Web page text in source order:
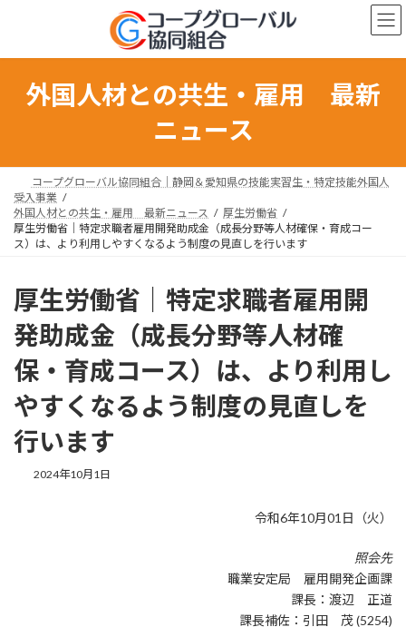
ン
プ
ー
動
外国人材との共生・雇用 最新
ニュース
コープグローバル協同組合｜静岡＆愛知県の技能実習生・特定技能外国人
受入事業
外国人材との共生・雇用 最新ニュース
厚生労働省
厚生労働省｜特定求職者雇用開発助成金（成長分野等人材確保・育成コー
ス）は、より利用しやすくなるよう制度の見直しを行います
厚生労働省｜特定求職者雇用開
発助成金（成長分野等人材確
保・育成コース）は、より利用し
やすくなるよう制度の見直しを
行います
2024年10月1日
令和6年10月01日（火）
照会先
職業安定局 雇用開発企画課
課長：渡辺 正道
課長補佐：引田 茂 (5254)